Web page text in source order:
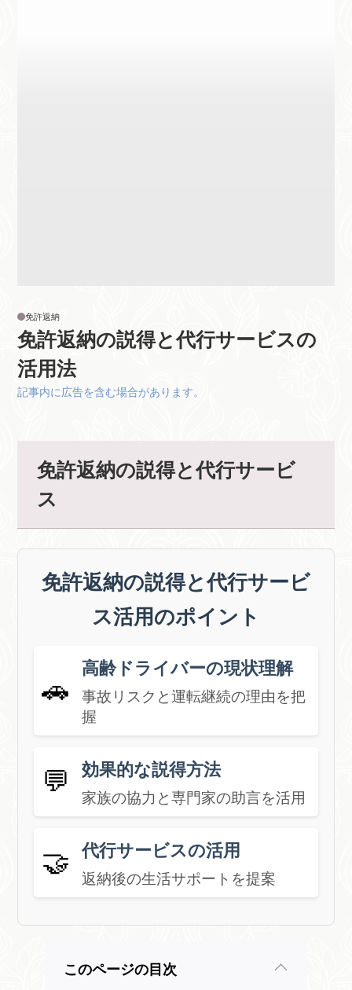
免許返納の説得と代行サービスの
活用法
記事内に広告を含む場合があります。
免許返納
免許返納の説得と代行サービ
ス
免許返納の説得と代行サービ
ス活用のポイント
🚗
高齢ドライバーの現状理解
事故リスクと運転継続の理由を把
握
💬 効果的な説得方法
家族の協力と専門家の助言を活用
🤝 代行サービスの活用
返納後の生活サポートを提案
このページの目次